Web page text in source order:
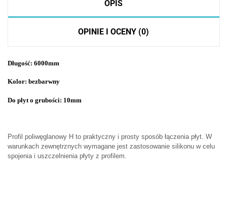
OPIS
OPINIE I OCENY (0)
Długość: 6000mm
Kolor: bezbarwny
Do płyt o grubości: 10mm
Profil poliwęglanowy H to praktyczny i prosty sposób łączenia płyt. W
warunkach zewnętrznych wymagane jest zastosowanie silikonu w celu
spojenia i uszczelnienia płyty z profilem.